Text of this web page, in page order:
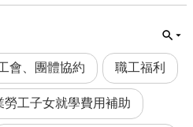
會、團體協約 職工福利
勞工子女就學費用補助